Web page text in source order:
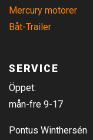
Mercury motorer
Båt-Trailer
SERVICE
Öppet:
mån-fre 9-17
Pontus Winthersén